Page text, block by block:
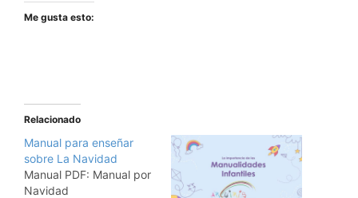
Me gusta esto:
Relacionado
Manual para enseñar
sobre La Navidad
Manual PDF: Manual por
Navidad